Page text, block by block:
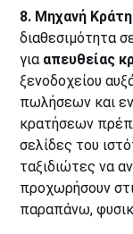
8. Μηχανή
διαθεσιμότητα
για απευθείας
ξενοδοχείου
πωλήσεων και
κρατήσεων
σελίδες του
ταξιδιώτες να
προχωρήσουν
παραπάνω,